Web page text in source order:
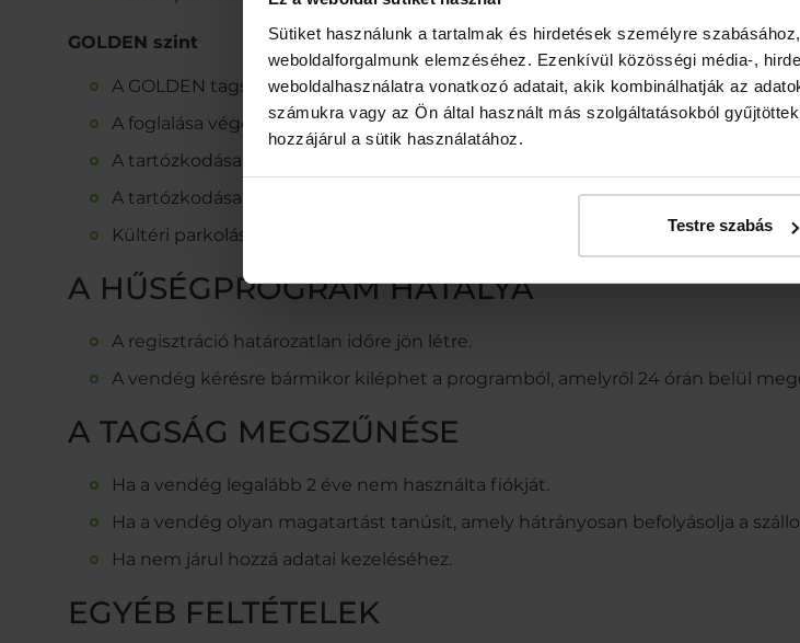
Sütiket használunk a tartalmak és hirdetések személyre
weboldalforgalmunk elemzéséhez. Ezenkívül közösségi média-,
weboldalhasználatra vonatkozó adatait, akik kombinálhatják az
számukra vagy az Ön által használt más szolgáltatásokból
hozzájárul a sütik használatához.
Testre szabás
GOLDEN szint
A GOLDEN tagság feltétele legalább 60 éjszaka eltöltése, valamint minimum
A foglalása végösszegéből 16% kedvezményt kap
A tartózkodása során igénybe vett, a szobaszámláján szereplő wellness
A tartózkodása során fogyasztott, a szobaszámláján szereplő italfogyasztás
Kültéri parkolás ingyenes a zöld zónában
A HŰSÉGPROGRAM HATÁLYA
A regisztráció határozatlan időre jön létre.
A vendég kérésre bármikor kiléphet a programból, amelyről 24 órán belül
A TAGSÁG MEGSZŰNÉSE
Ha a vendég legalább 2 éve nem használta fiókját.
Ha a vendég olyan magatartást tanúsít, amely hátrányosan befolyásolja a
Ha nem járul hozzá adatai kezeléséhez.
EGYÉB FELTÉTELEK